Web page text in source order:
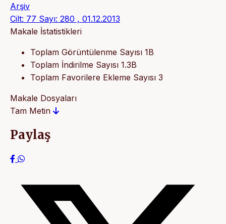
Arşiv
Cilt: 77 Sayı: 280 , 01.12.2013
Makale İstatistikleri
Toplam Görüntülenme Sayısı 1B
Toplam İndirilme Sayısı 1.3B
Toplam Favorilere Ekleme Sayısı 3
Makale Dosyaları
Tam Metin
Paylaş